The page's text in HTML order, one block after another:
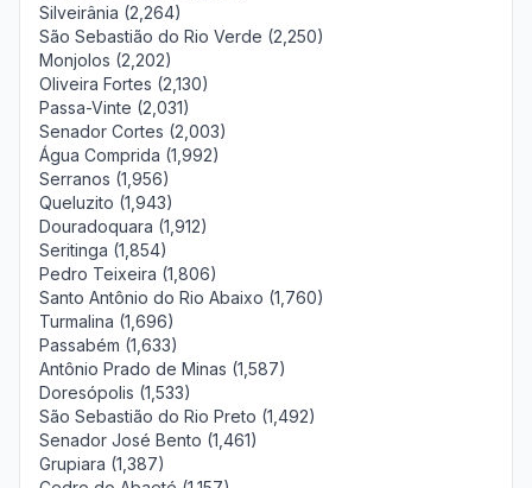
Silveirânia (2,264)
São Sebastião do Rio Verde (2,250)
Monjolos (2,202)
Oliveira Fortes (2,130)
Passa-Vinte (2,031)
Senador Cortes (2,003)
Água Comprida (1,992)
Serranos (1,956)
Queluzito (1,943)
Douradoquara (1,912)
Seritinga (1,854)
Pedro Teixeira (1,806)
Santo Antônio do Rio Abaixo (1,760)
Turmalina (1,696)
Passabém (1,633)
Antônio Prado de Minas (1,587)
Doresópolis (1,533)
São Sebastião do Rio Preto (1,492)
Senador José Bento (1,461)
Grupiara (1,387)